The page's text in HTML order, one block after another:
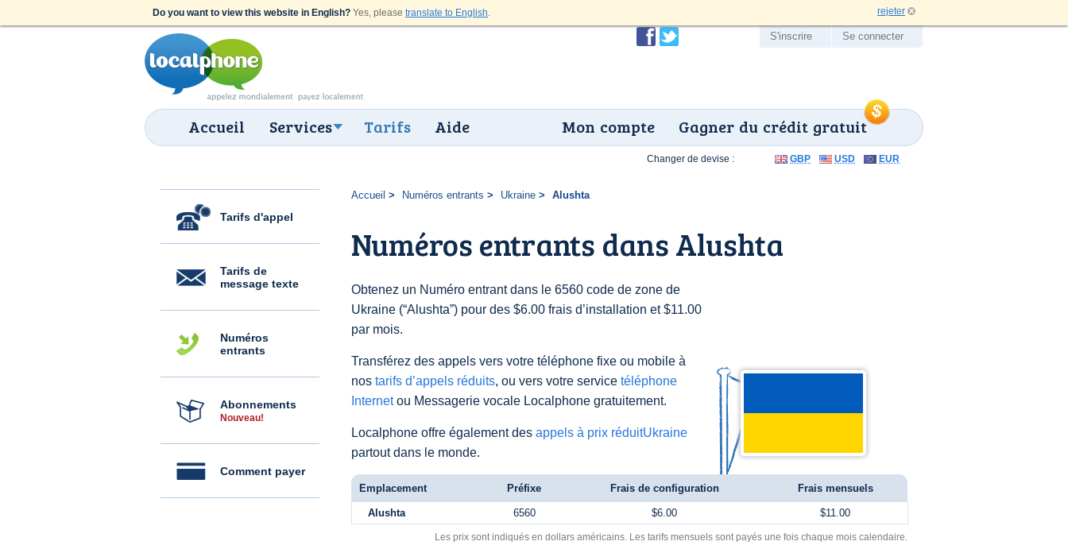
Do you want to view this website in English? Yes, please translate to English. rejeter
Accueil Services Tarifs Aide Gagner du crédit gratuit
Mon compte
S'inscrire Se connecter
Tarifs d'appel
Tarifs de
message texte
Numéros
entrants
Abonnements
Nouveau!
Comment payer
Accueil Numéros entrants Ukraine Alushta
Numéros entrants dans Alushta
Obtenez un Numéro entrant dans le 6560 code de zone de
Ukraine (“Alushta”) pour des $6.00 frais d’installation et $11.00
par mois.
Transférez des appels vers votre téléphone fixe ou mobile à
nos tarifs d’appels réduits, ou vers votre service téléphone
Internetou Messagerie vocale Localphone gratuitement.
Localphone offre également des appels à prix réduitUkraine
partout dans le monde.
Changer de devise : GBP USD EUR
Emplacement Préfixe Frais de configuration Frais mensuels
Alushta 6560 $6.00 $11.00
Les prix sont indiqués en dollars américains. Les tarifs mensuels sont payés une fois chaque mois calendaire.